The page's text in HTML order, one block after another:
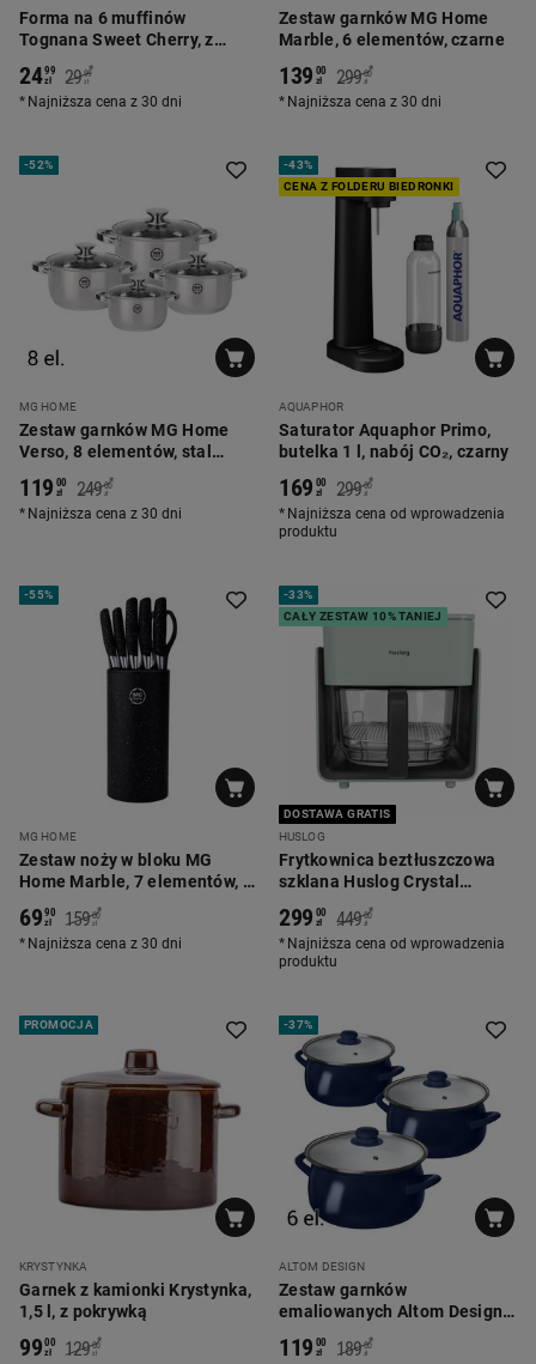
Forma na 6 muffinów
Tognana Sweet Cherry, z
rękawem do dekoracji,
bordowa
2499
zł 29 99
zł
*
Najniższa cena z 30 dni
Zestaw garnków MG Home
Marble, 6 elementów, czarne
139 00
zł 299 00
zł
*
Najniższa cena z 30 dni
-52%
MG HOME
Zestaw garnków MG Home
Verso, 8 elementów, stal
119 00
zł 249 00
zł
*
Najniższa cena z 30 dni
-43%
CENA Z FOLDERU BIEDRONKI
AQUAPHOR
Saturator Aquaphor Primo,
butelka 1 l, nabój CO₂, czarny
169 00
zł 299 00
zł
*
Najniższa cena od wprowadzenia
produktu
-55%
MG HOME
Zestaw noży w bloku MG
Home Marble, 7 elementów, z
nożyczkami
6990
zł 159 00
zł
*
Najniższa cena z 30 dni
-33%
CAŁY ZESTAW 10% TANIEJ
DOSTAWA GRATIS
HUSLOG
Frytkownica beztłuszczowa
szklana Huslog Crystal
Steam, 1300 W, 4,2 l, z funkcją
pary, zielona
299 00
zł 449 00
zł
*
Najniższa cena od wprowadzenia
produktu
PROMOCJA
KRYSTYNKA
Garnek z kamionki Krystynka,
1,5 l, z pokrywką
9900
zł 129 00
zł
*
-37%
ALTOM DESIGN
Zestaw garnków
emaliowanych Altom Design,
6 elementów, granatowe
119 00
zł 189 00
zł
*